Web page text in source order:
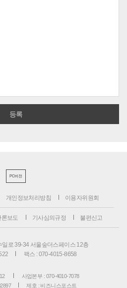
PC버전
개인정보처리방침 이용자위원회
론보도 기사심의규정 불편신고
로 39-34 서울숲더스페이스 12층
팩스 : 070-4015-8658
사업본부 : 070-4010-7078
제호 : 비즈니스포스트